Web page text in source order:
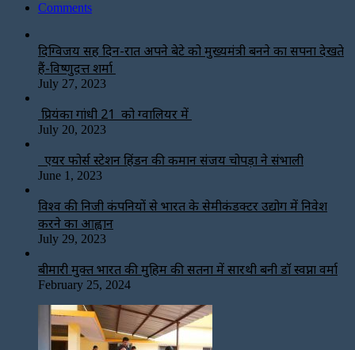
Comments
दिग्विजय सिंह दिन-रात अपने बेटे को मुख्यमंत्री बनने का सपना देखते
हैं-विष्णुदत्त शर्मा
July 27, 2023
प्रियंका गांधी 21 को ग्वालियर में
July 20, 2023
एयर फोर्स स्टेशन हिंडन की कमान संजय चोपड़ा ने संभाली
June 1, 2023
विश्‍व की निजी कंपनियों से भारत के सेमीकंडक्टर उद्योग में निवेश
करने का आह्वान
July 29, 2023
बीमारी मुक्त भारत की मुहिम की सतना में सारथी बनी डाॅ स्वप्ना वर्मा
February 25, 2024